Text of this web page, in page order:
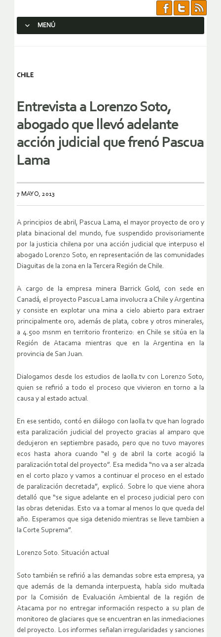
MENÚ
CHILE
Entrevista a Lorenzo Soto,
abogado que llevó adelante
acción judicial que frenó Pascua
Lama
7 MAYO, 2013
A principios de abril, Pascua Lama, el mayor proyecto de oro y
plata binacional del mundo, fue suspendido provisoriamente
por la justicia chilena por una acción judicial que interpuso el
abogado Lorenzo Soto, en representación de las comunidades
Diaguitas de la zona en la Tercera Región de Chile.
A cargo de la empresa minera Barrick Gold, con sede en
Canadá, el proyecto Pascua Lama involucra a Chile y Argentina
y consiste en explotar una mina a cielo abierto para extraer
principalmente oro, además de plata, cobre y otros minerales,
a 4.500 msnm en territorio fronterizo: en Chile se sitúa en la
Región de Atacama mientras que en la Argentina en la
provincia de San Juan.
Dialogamos desde los estudios de laolla.tv con Lorenzo Soto,
quien se refirió a todo el proceso que vivieron en torno a la
causa y al estado actual.
En ese sentido, contó en diálogo con laolla.tv que han logrado
esta paralización judicial del proyecto gracias al amparo que
dedujeron en septiembre pasado, pero que no tuvo mayores
ecos hasta ahora cuando “el 9 de abril la corte acogió la
paralización total del proyecto”. Esa medida “no va a ser alzada
en el corto plazo y vamos a continuar el proceso en el estado
de paralización decretada”, explicó. Sobre lo que viene ahora
detalló que “se sigue adelante en el proceso judicial pero con
las obras detenidas. Esto va a tomar al menos lo que queda del
año. Esperamos que siga detenido mientras se lleve tambien a
la Corte Suprema”.
Lorenzo Soto. Situación actual
Soto también se refirió a las demandas sobre esta empresa, ya
que además de la demanda interpuesta, había sido multada
por la Comisión de Evaluación Ambiental de la región de
Atacama por no entregar información respecto a su plan de
monitoreo de glaciares que se encuentran en las inmediaciones
del proyecto. Los informes señalan irregularidades y sanciones